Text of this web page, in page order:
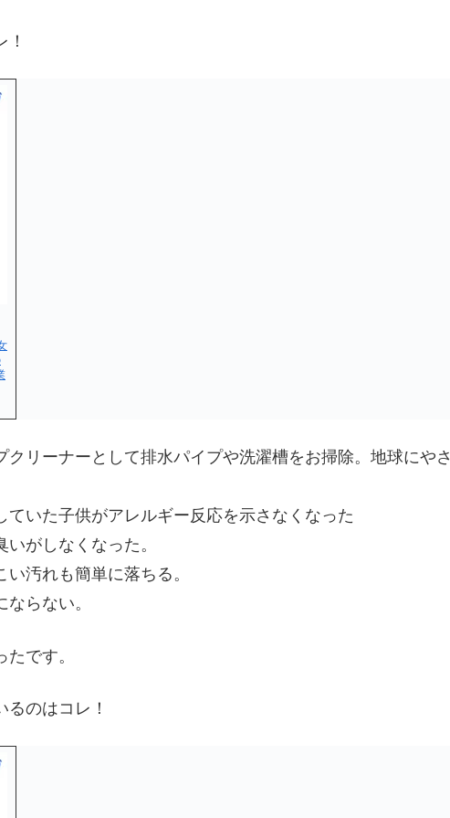
クリーナーとして排水パイプや洗濯槽をお掃除。地球にや
ていた子供がアレルギー反応を示さなくなった
がしなくなった。
汚れも簡単に落ちる。
らない。
です。
のはコレ！